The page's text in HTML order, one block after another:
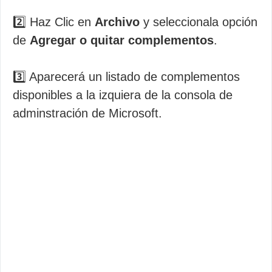
2️⃣ Haz Clic en Archivo y seleccionala opción
de Agregar o quitar complementos.
3️⃣ Aparecerá un listado de complementos
disponibles a la izquiera de la consola de
adminstración de Microsoft.